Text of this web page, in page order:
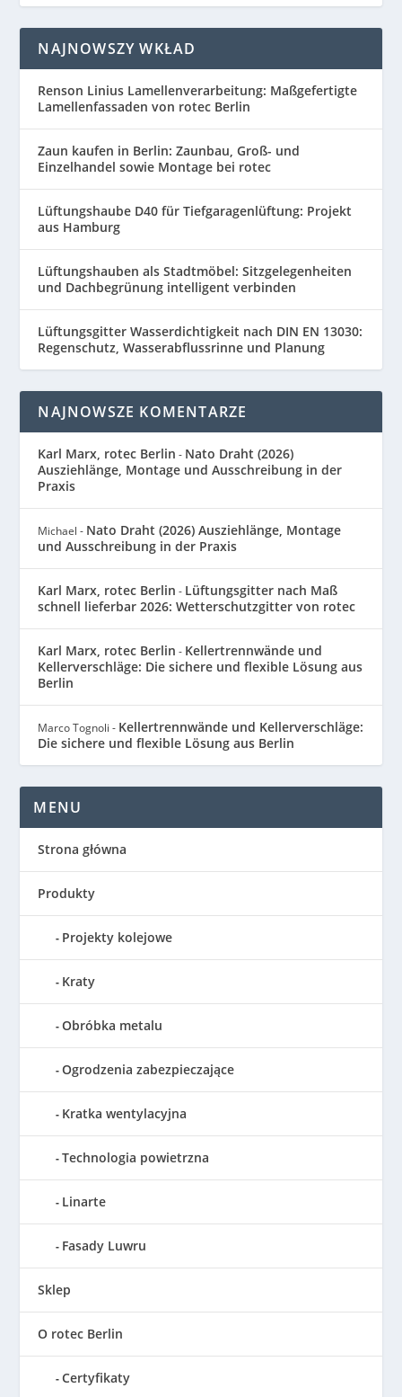
NAJNOWSZY WKŁAD
Renson Linius Lamellenverarbeitung: Maßgefertigte
Lamellenfassaden von rotec Berlin
Zaun kaufen in Berlin: Zaunbau, Groß- und
Einzelhandel sowie Montage bei rotec
Lüftungshaube D40 für Tiefgaragenlüftung: Projekt
aus Hamburg
Lüftungshauben als Stadtmöbel: Sitzgelegenheiten
und Dachbegrünung intelligent verbinden
Lüftungsgitter Wasserdichtigkeit nach DIN EN 13030:
Regenschutz, Wasserabflussrinne und Planung
NAJNOWSZE KOMENTARZE
Karl Marx, rotec Berlin - Nato Draht (2026)
Ausziehlänge, Montage und Ausschreibung in der
Praxis
Michael - Nato Draht (2026) Ausziehlänge, Montage
und Ausschreibung in der Praxis
Karl Marx, rotec Berlin - Lüftungsgitter nach Maß
schnell lieferbar 2026: Wetterschutzgitter von rotec
Karl Marx, rotec Berlin - Kellertrennwände und
Kellerverschläge: Die sichere und flexible Lösung aus
Berlin
Marco Tognoli - Kellertrennwände und Kellerverschläge:
Die sichere und flexible Lösung aus Berlin
MENU
Strona główna
Produkty
Projekty kolejowe
Kraty
Obróbka metalu
Ogrodzenia zabezpieczające
Kratka wentylacyjna
Technologia powietrzna
Linarte
Fasady Luwru
Sklep
O rotec Berlin
Certyfikaty